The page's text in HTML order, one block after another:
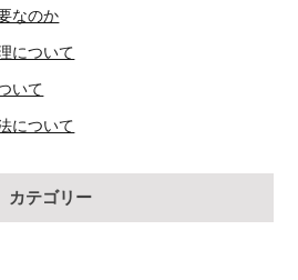
なのか
について
いて
について
カテゴリー